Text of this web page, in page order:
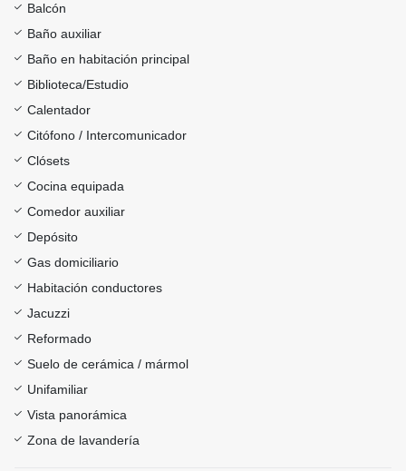
Balcón
Baño auxiliar
Baño en habitación principal
Biblioteca/Estudio
Calentador
Citófono / Intercomunicador
Clósets
Cocina equipada
Comedor auxiliar
Depósito
Gas domiciliario
Habitación conductores
Jacuzzi
Reformado
Suelo de cerámica / mármol
Unifamiliar
Vista panorámica
Zona de lavandería